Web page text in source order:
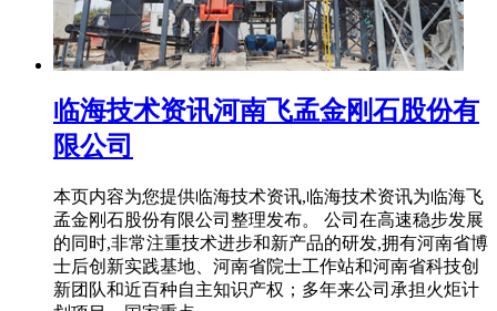
临海技术资讯河南飞孟金刚石股份有
限公司
本页内容为您提供临海技术资讯,临海技术资讯为临海飞
孟金刚石股份有限公司整理发布。 公司在高速稳步发展
的同时,非常注重技术进步和新产品的研发,拥有河南省博
士后创新实践基地、河南省院士工作站和河南省科技创
新团队和近百种自主知识产权；多年来公司承担火炬计